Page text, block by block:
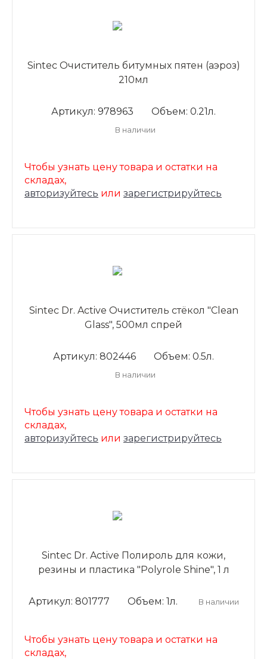
Sintec Очиститель битумных пятен (аэроз)
210мл
Артикул: 978963 Объем: 0.21л.
В наличии
Чтобы узнать цену товара и остатки на
складах,
авторизуйтесь или зарегистрируйтесь
Sintec Dr. Active Очиститель стёкол "Clean
Glass", 500мл спрей
Артикул: 802446 Объем: 0.5л.
В наличии
Чтобы узнать цену товара и остатки на
складах,
авторизуйтесь или зарегистрируйтесь
Sintec Dr. Active Полироль для кожи,
резины и пластика "Polyrole Shine", 1 л
Артикул: 801777 Объем: 1л. В наличии
Чтобы узнать цену товара и остатки на
складах,